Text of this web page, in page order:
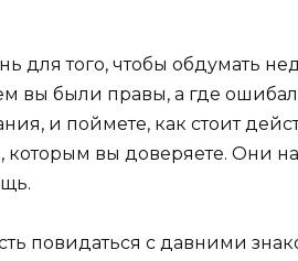
для того, чтобы обдумать
вы были правы, а где
и поймете, как стоит
вы доверяете. Они
повидаться с давними